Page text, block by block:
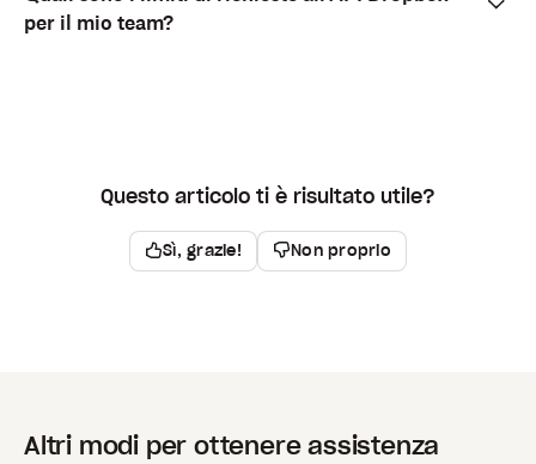
per il mio team?
Questo articolo ti è risultato utile?
Sì, grazie! Non proprio
Altri modi per ottenere assistenza